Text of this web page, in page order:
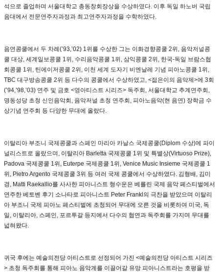
석으로 졸업하며 서울대학교 총동창회장상을 수상하였다. 이후 독일 하노버 국립
음대에서 전문연주자과정과 최고연주자과정을 수학하였다.
음연콩쿨에서 두 차례(’93,’02) 1위를 수상한 그는 이화경향콩쿨 2위, 음악저널콩
쿨 대상, 세계일보콩쿨 1위, 수리음악콩쿨 1위, 삼익콩쿨 2위, 한국-독일 브람스협
회콩쿨 1위, 틴에이저콩쿨 2위, 이천 세계 도자기 비엔날레 기념 피아노콩쿨 1위,
TBC 대구방송콩쿨 2위 등 다수의 콩쿨에서 수상하였고, <젊은이의 음악제>에 3회
(’94,’98,’03) 연주 및 금호 <영아티스트 시리즈> 독주회, 서울대학교 추계연주회,
명동성당 초청 신인음악회, 음악저널 초청 연주회, 피아노음악(현 음연) 장학금 수
상기념 연주회 등 다양한 무대에 올랐다.
이탈리아 부조니 국제콩쿨과 스페인 마리아 카날스 국제콩쿨(Diplom 수상)에 파이
널리스트로 올랐으며, 이탈리아 Barletta 국제콩쿨 1위 및 특별상(Virtuoso Prize),
Padova 국제콩쿨 1위, Euterpe 국제콩쿨 1위, Venice Music Insieme 국제콩쿨 1
위, Pietro Argento 국제콩쿨 3위 등 여러 국제 콩쿨에서 수상하였다. 김형배, 김미
경, Matti Raekallio를 사사한 피아니스트 형수운은 베를린 국제 음악 페스티벌에서
연주한 베토벤 후기 소나타로 피아니스트 Peter Frankl의 극찬을 받았으며 이탈리
아 부조니 국제 피아노 페스티벌에 초청되어 무대에 오른 것을 비롯하여 미국, 독
일, 이탈리아, 스페인, 포르투갈 등지에서 다수의 협연과 독주회를 가지며 무대를
넓혀왔다.
귀국 후에는 예술의전당 아티스트로 선정되어 가진 <예술의전당 아티스트 시리즈
> 초청 독주회를 통해 피아노 음악계를 이끌어갈 유망 피아니스트라는 호평을 받